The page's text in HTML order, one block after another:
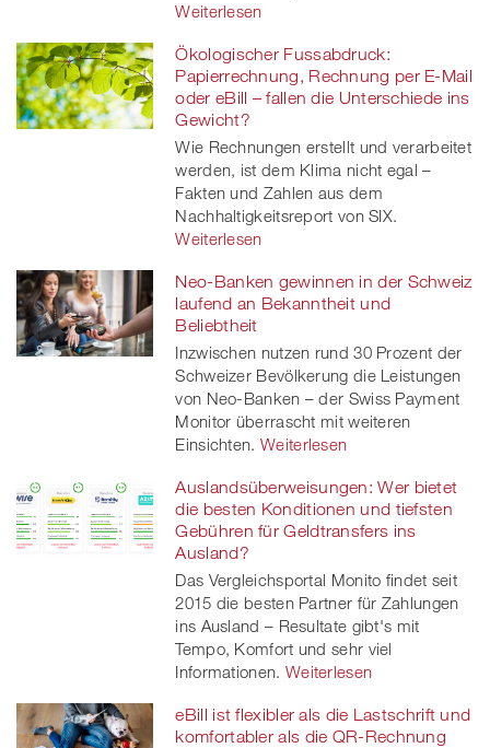
Weiterlesen
Ökologischer Fussabdruck:
Papierrechnung, Rechnung per E-Mail
oder eBill – fallen die Unterschiede ins
Gewicht?
Wie Rechnungen erstellt und verarbeitet
werden, ist dem Klima nicht egal –
Fakten und Zahlen aus dem
Nachhaltigkeitsreport von SIX.
Weiterlesen
Neo-Banken gewinnen in der Schweiz
laufend an Bekanntheit und
Beliebtheit
Inzwischen nutzen rund 30 Prozent der
Schweizer Bevölkerung die Leistungen
von Neo-Banken – der Swiss Payment
Monitor überrascht mit weiteren
Einsichten. Weiterlesen
Auslandsüberweisungen: Wer bietet
die besten Konditionen und tiefsten
Gebühren für Geldtransfers ins
Ausland?
Das Vergleichsportal Monito findet seit
2015 die besten Partner für Zahlungen
ins Ausland – Resultate gibt's mit
Tempo, Komfort und sehr viel
Informationen. Weiterlesen
eBill ist flexibler als die Lastschrift und
komfortabler als die QR-Rechnung